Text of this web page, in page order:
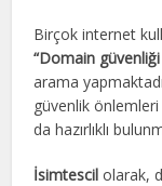
Birçok internet
“Domain güvenliği
arama
güvenlik
da hazırlıklı
İsimtescil olarak,